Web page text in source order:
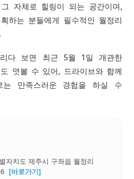
자체로 힐링이 되는 공간이며,
하는 분들에게 필수적인 월정리
다 보면 최근 5월 1일 개관한
엿볼 수 있어, 드라이브와 함께
는 만족스러운 경험을 하실 수
자치도 제주시 구좌읍 월정리
[바로가기]